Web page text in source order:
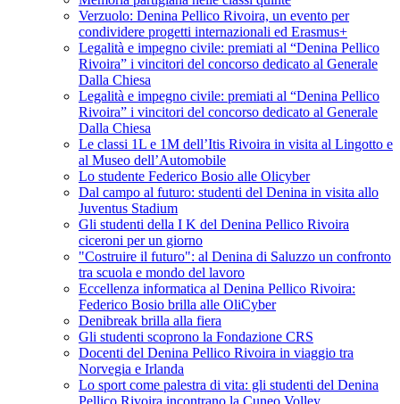
Verzuolo: Denina Pellico Rivoira, un evento per
condividere progetti internazionali ed Erasmus+
Legalità e impegno civile: premiati al “Denina Pellico
Rivoira” i vincitori del concorso dedicato al Generale
Dalla Chiesa
Legalità e impegno civile: premiati al “Denina Pellico
Rivoira” i vincitori del concorso dedicato al Generale
Dalla Chiesa
Le classi 1L e 1M dell’Itis Rivoira in visita al Lingotto e
al Museo dell’Automobile
Lo studente Federico Bosio alle Olicyber
Dal campo al futuro: studenti del Denina in visita allo
Juventus Stadium
Gli studenti della I K del Denina Pellico Rivoira
ciceroni per un giorno
"Costruire il futuro": al Denina di Saluzzo un confronto
tra scuola e mondo del lavoro
Eccellenza informatica al Denina Pellico Rivoira:
Federico Bosio brilla alle OliCyber
Denibreak brilla alla fiera
Gli studenti scoprono la Fondazione CRS
Docenti del Denina Pellico Rivoira in viaggio tra
Norvegia e Irlanda
Lo sport come palestra di vita: gli studenti del Denina